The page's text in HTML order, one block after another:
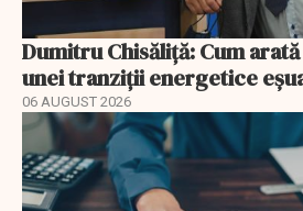
Dumitru Chisăliță: Cum
unei tranziții energetice
06 AUGUST 2026